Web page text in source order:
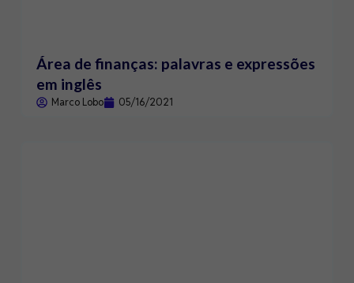
Área de finanças: palavras e expressões
em inglês
Marco Lobo 05/16/2021